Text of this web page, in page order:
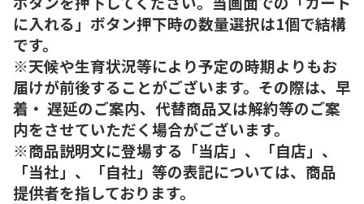
に入れる」ボタン押下時の数量選択は1個で結構
です。
※天候や生育状況等により予定の時期よりもお
届けが前後することがございます。その際は、早
着・ 遅延のご案内、代替商品又は解約等のご案
内をさせていただく場合がございます。
※商品説明文に登場する「当店」、「自店」、
「当社」、「自社」等の表記については、商品
提供者を指しております。